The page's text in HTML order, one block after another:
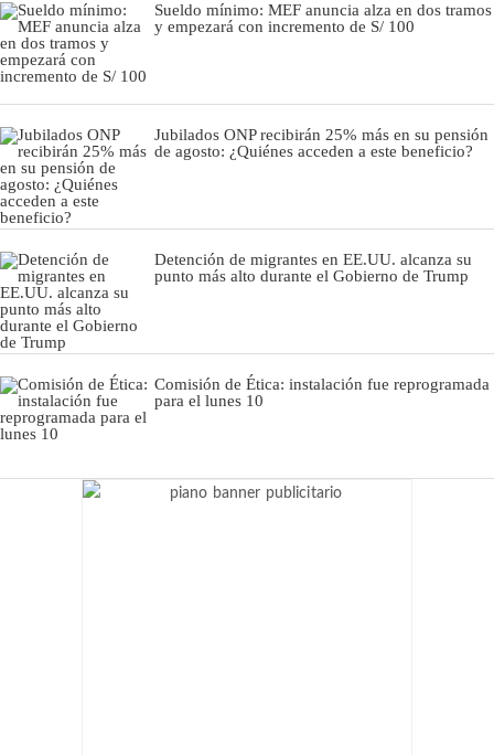
Sueldo mínimo: MEF anuncia alza en dos tramos
y empezará con incremento de S/ 100
Jubilados ONP recibirán 25% más en su pensión
de agosto: ¿Quiénes acceden a este beneficio?
Detención de migrantes en EE.UU. alcanza su
punto más alto durante el Gobierno de Trump
Comisión de Ética: instalación fue reprogramada
para el lunes 10